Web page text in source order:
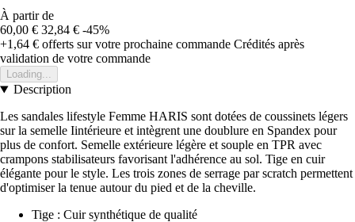
À partir de
60,00 € 32,84 € -45%
+1,64 € offerts sur votre prochaine commande Crédités après
validation de votre commande
Loading...
Description
Les sandales lifestyle Femme HARIS sont dotées de coussinets légers
sur la semelle Iintérieure et intègrent une doublure en Spandex pour
plus de confort. Semelle extérieure légère et souple en TPR avec
crampons stabilisateurs favorisant l'adhérence au sol. Tige en cuir
élégante pour le style. Les trois zones de serrage par scratch permettent
d'optimiser la tenue autour du pied et de la cheville.
Tige : Cuir synthétique de qualité